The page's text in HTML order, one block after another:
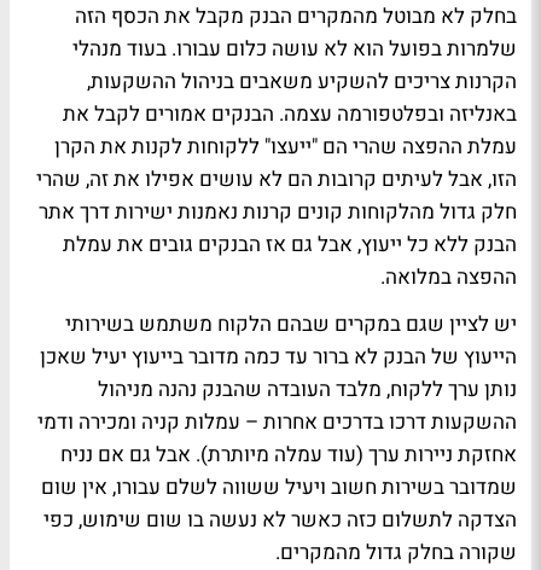
בחלק לא מבוטל מהמקרים הבנק מקבל את הכסף הזה
שלמרות בפועל הוא לא עושה כלום עבורו. בעוד מנהלי
הקרנות צריכים להשקיע משאבים בניהול ההשקעות,
באנליזה ובפלטפורמה עצמה. הבנקים אמורים לקבל את
עמלת ההפצה שהרי הם "ייעצו" ללקוחות לקנות את הקרן
הזו, אבל לעיתים קרובות הם לא עושים אפילו את זה, שהרי
חלק גדול מהלקוחות קונים קרנות נאמנות ישירות דרך אתר
הבנק ללא כל ייעוץ, אבל גם אז הבנקים גובים את עמלת
ההפצה במלואה.
יש לציין שגם במקרים שבהם הלקוח משתמש בשירותי
הייעוץ של הבנק לא ברור עד כמה מדובר בייעוץ יעיל שאכן
נותן ערך ללקוח, מלבד העובדה שהבנק נהנה מניהול
ההשקעות דרכו בדרכים אחרות – עמלות קניה ומכירה ודמי
אחזקת ניירות ערך (עוד עמלה מיותרת). אבל גם אם נניח
שמדובר בשירות חשוב ויעיל ששווה לשלם עבורו, אין שום
הצדקה לתשלום כזה כאשר לא נעשה בו שום שימוש, כפי
שקורה בחלק גדול מהמקרים.